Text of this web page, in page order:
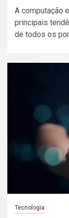
A computação
principais
de todos os
Tecnologia